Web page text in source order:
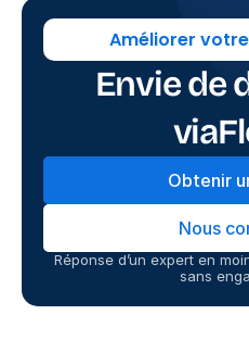
Améliorer
Envie de
Obtenir
Nous
Réponse d’un expert en
sans